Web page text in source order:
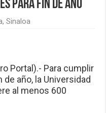
para fin de año
,Sinaloa
Portal).- Para cumplir
año, la Universidad
al menos 600